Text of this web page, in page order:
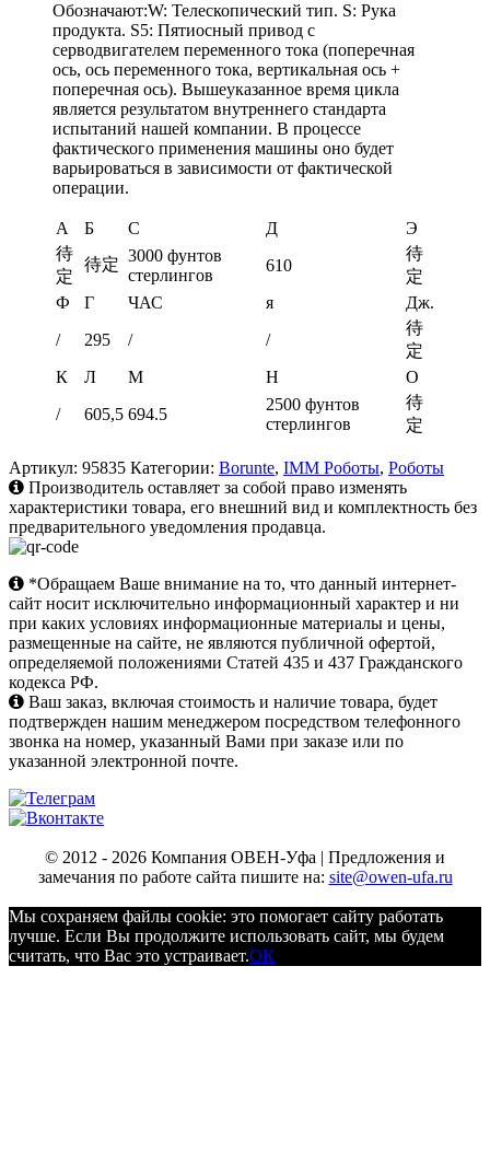
Обозначают:W: Телескопический тип. S: Рука
продукта. S5: Пятиосный привод с
серводвигателем переменного тока (поперечная
ось, ось переменного тока, вертикальная ось +
поперечная ось). Вышеуказанное время цикла
является результатом внутреннего стандарта
испытаний нашей компании. В процессе
фактического применения машины оно будет
варьироваться в зависимости от фактической
операции.
А Б С Д
Э
待
定
待定 3000 фунтов
стерлингов
610
待
定
Ф
Г ЧАС я
Дж.
/
295 / /
待
定
К
Л М Н
О
/
605,5 694.5
2500 фунтов
стерлингов
待
定
Артикул: 95835 Категории: Borunte, IMM Роботы, Роботы
Производитель оставляет за собой право изменять
характеристики товара, его внешний вид и комплектность без
предварительного уведомления продавца.
*Обращаем Ваше внимание на то, что данный интернет-
сайт носит исключительно информационный характер и ни
при каких условиях информационные материалы и цены,
размещенные на сайте, не являются публичной офертой,
определяемой положениями Статей 435 и 437 Гражданского
кодекса РФ.
Ваш заказ, включая стоимость и наличие товара, будет
подтвержден нашим менеджером посредством телефонного
звонка на номер, указанный Вами при заказе или по
указанной электронной почте.
© 2012 - 2026 Компания ОВЕН-Уфа | Предложения и
замечания по работе сайта пишите на: site@owen-ufa.ru
Мы cохраняем файлы cookie: это помогает сайту работать
лучше. Если Вы продолжите использовать сайт, мы будем
считать, что Вас это устраивает.ОК